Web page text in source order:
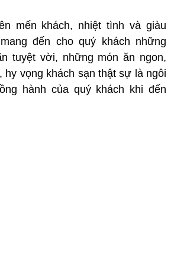
mến khách, nhiệt tình và giàu
đến cho quý khách những
tuyệt vời, những món ăn ngon,
hy vọng khách sạn thật sự là ngôi
hành của quý khách khi đến